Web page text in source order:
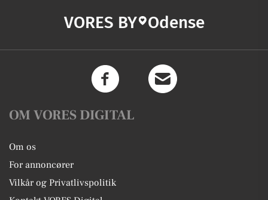
VORES BY Odense
OM VORES DIGITAL
Om os
For annoncører
Vilkår og Privatlivspolitik